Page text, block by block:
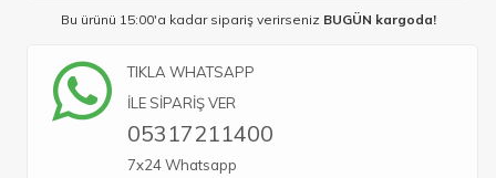
Bu ürünü 15:00'a kadar sipariş verirseniz BUGÜN kargoda!
TIKLA WHATSAPP
İLE SİPARİŞ VER
05317211400
7x24 Whatsapp